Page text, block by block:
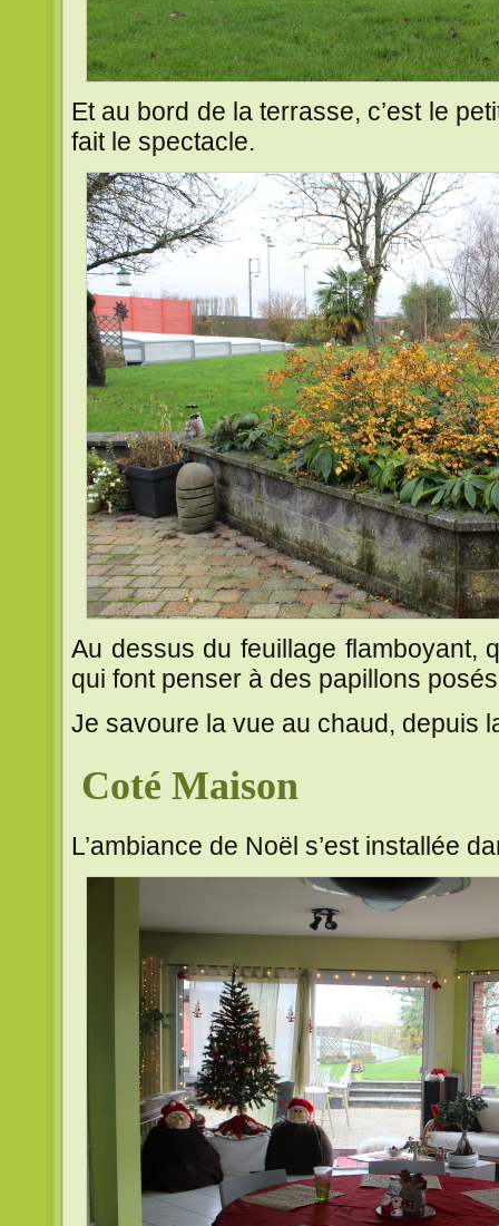
Et au bord de la terrasse, c’est le
fait le spectacle.
Au dessus du feuillage flamboyant,
qui font penser à des papillons
Je savoure la vue au chaud, depuis
Coté Maison
L’ambiance de Noël s’est installée